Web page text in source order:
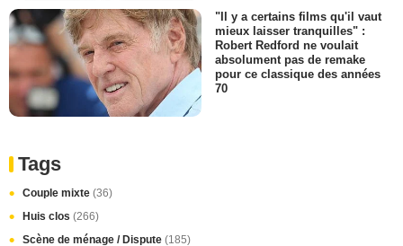
"Il y a certains films qu'il vaut
mieux laisser tranquilles" :
Robert Redford ne voulait
absolument pas de remake
pour ce classique des années
70
Tags
Couple mixte (36)
Huis clos (266)
Scène de ménage / Dispute (185)